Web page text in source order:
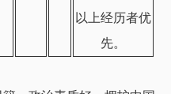
以上经历者优
先。